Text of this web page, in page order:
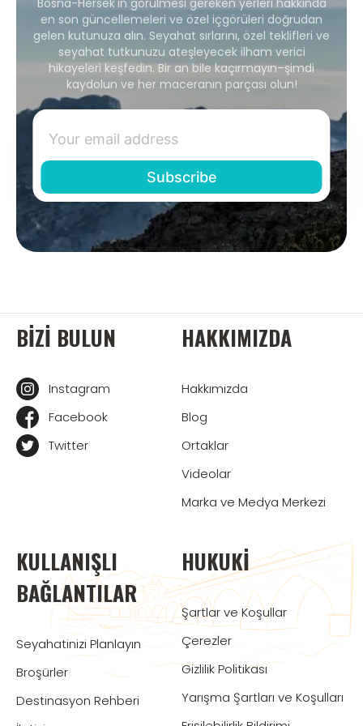
en son güncellemeleri ve özel içgörüleri doğrudan
gelen kutunuza alın. Seyahat sırlarını, özel teklifleri ve
seyahat tutkunuzu ateşleyecek ilham verici
hikayeleri keşfedin. Bir an bile kaçırmayın–şimdi
kaydolun ve her maceranın parçası olun!
BIZI BULUN
Instagram
Facebook
Twitter
HAKKIMIZDA
Hakkımızda
Blog
Ortaklar
Videolar
Marka ve Medya Merkezi
KULLANIŞLI
BAĞLANTILAR
Seyahatinizi Planlayın
Broşürler
Destinasyon Rehberi
HUKUKI
Şartlar ve Koşullar
Çerezler
Gizlilik Politikası
Yarışma Şartları ve Koşulları